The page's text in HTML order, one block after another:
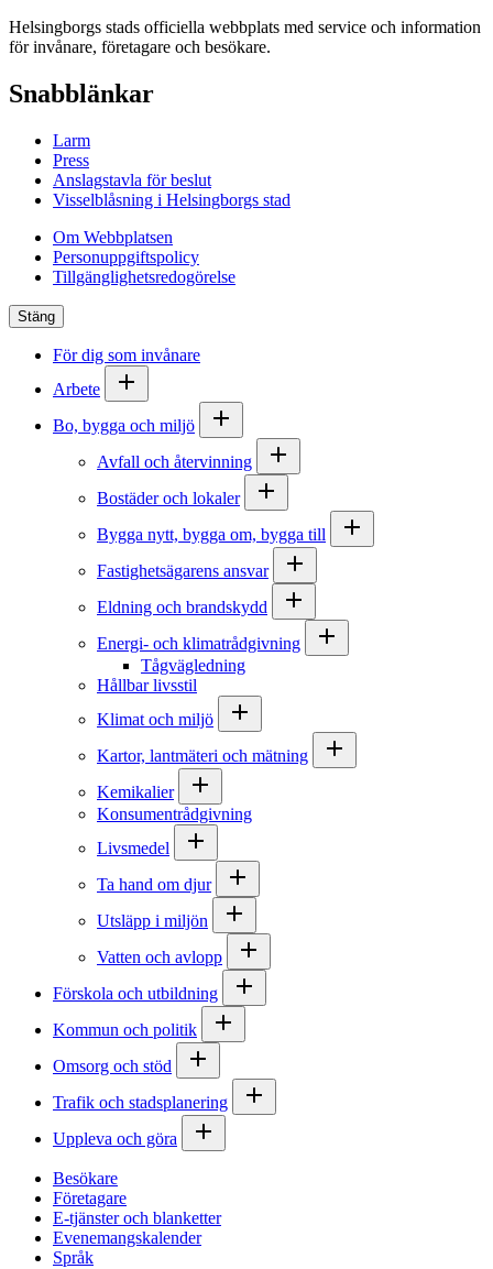
Helsingborgs stads officiella webbplats med service och information
för invånare, företagare och besökare.
Snabblänkar
Larm
Press
Anslagstavla för beslut
Visselblåsning i Helsingborgs stad
Om Webbplatsen
Personuppgiftspolicy
Tillgänglighetsredogörelse
Stäng
För dig som invånare
Arbete
Bo, bygga och miljö
Avfall och återvinning
Bostäder och lokaler
Bygga nytt, bygga om, bygga till
Fastighetsägarens ansvar
Eldning och brandskydd
Energi- och klimatrådgivning
Tågvägledning
Hållbar livsstil
Klimat och miljö
Kartor, lantmäteri och mätning
Kemikalier
Konsumentrådgivning
Livsmedel
Ta hand om djur
Utsläpp i miljön
Vatten och avlopp
Förskola och utbildning
Kommun och politik
Omsorg och stöd
Trafik och stadsplanering
Uppleva och göra
Besökare
Företagare
E-tjänster och blanketter
Evenemangskalender
Språk